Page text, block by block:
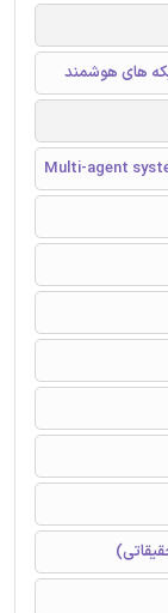
های هوشمند
Multi-agent